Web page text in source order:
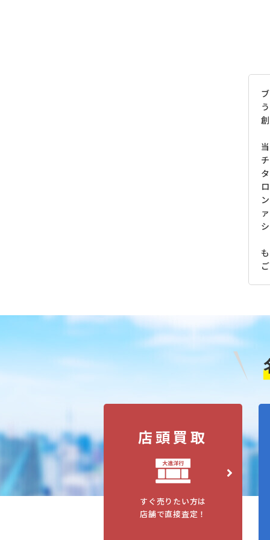
店頭買取
すぐ売りたい方は
店舗で直接査定！